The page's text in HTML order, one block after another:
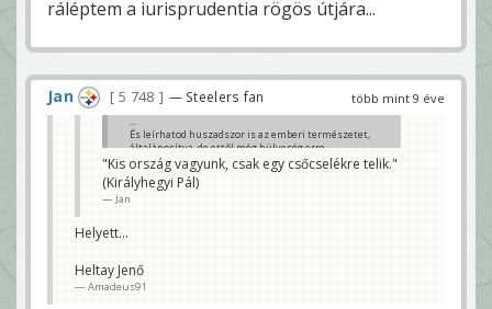
ráléptem a iurisprudentia rögös útjára...
több mint 9 éve
Jan 5 748 — Steelers fan
...
És leírhatod huszadszor is az emberi természetet,
általánosítva, de ettől még hülyeség erre
hivatkozni. Azok az emberek, akik a Rákosi rendszer
alatt fekete kocsival elvittek tanárokat, írókat,
egyszerű embereket és a pincében szétverték a
peterk2005
"Kis ország vagyunk, csak egy csőcselékre telik."
(Királyhegyi Pál)
Jan
Helyett...
Heltay Jenő
Amadeus91